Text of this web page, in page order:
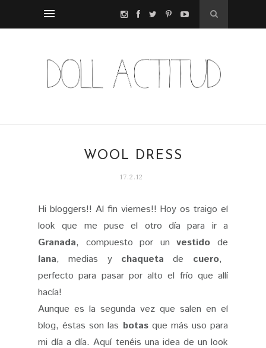
WOOL DRESS
17.2.12
Hi bloggers!! Al fin viernes!! Hoy os traigo el
look que me puse el otro día para ir a
Granada, compuesto por unvestidode
lana, medias y chaquetade cuero,
perfecto para pasar por alto el frío que allí
hacía!
Aunque es la segunda vez que salen en el
blog, éstas son las botasque más uso para
mi día a día. Aquí tenéis una idea de un look